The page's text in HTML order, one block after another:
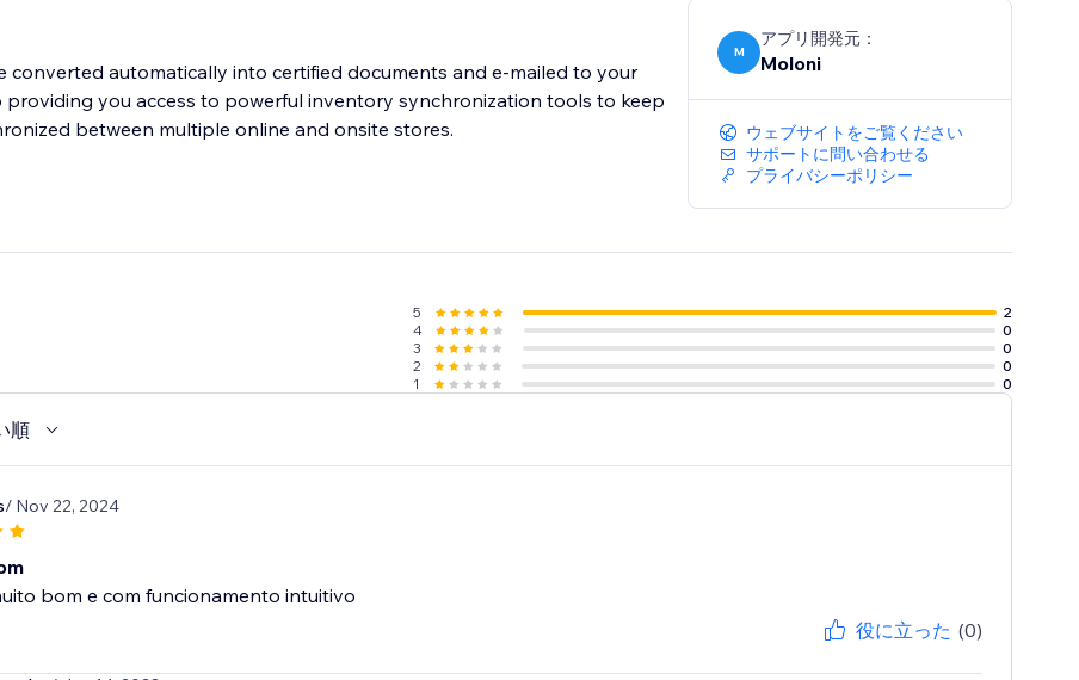
converted automatically into certified documents and e-mailed to your
providing you access to powerful inventory synchronization tools to keep
between multiple online and onsite stores.
M
アプリ開発元：
Moloni
ウェブサイトをご覧ください
サポートに問い合わせる
プライバシーポリシー
5
2
4
0
3
0
2
0
1
0
順
/ Nov 22, 2024
bom e com funcionamento intuitivo
役に立った (0)